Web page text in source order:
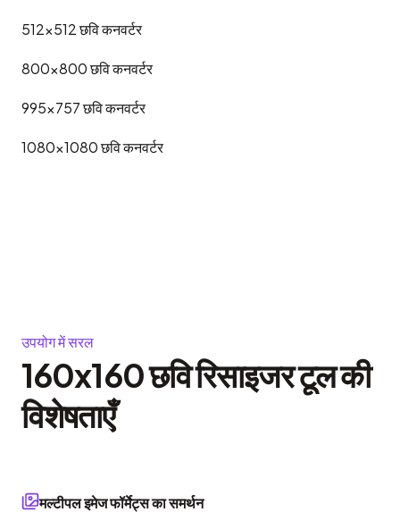
512x512छवि कनवर्टर
800x800छवि कनवर्टर
995x757छवि कनवर्टर
1080x1080छवि कनवर्टर
उपयोग में सरल
160x160 छवि रिसाइजर टूल की
विशेषताएँ
मल्टीपल इमेज फॉर्मेट्स का समर्थन